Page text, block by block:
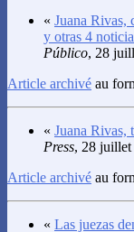
« Juana Rivas,
y otras 4
Público, 28
Article archivé au
« Juana Rivas,
Press, 28 juillet
Article archivé au
« Las juezas